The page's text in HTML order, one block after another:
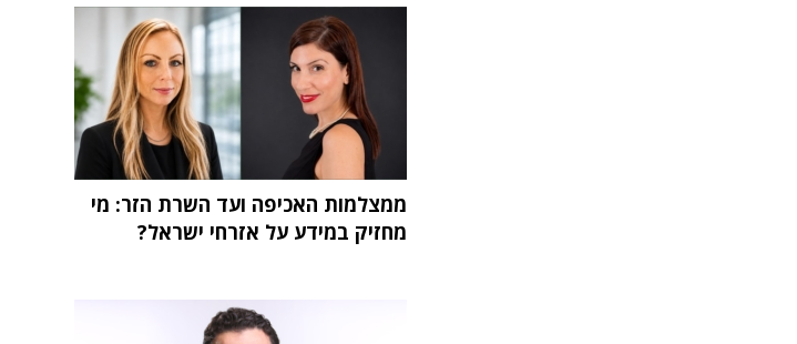
ממצלמות האכיפה ועד השרת הזר: מי
מחזיק במידע על אזרחי ישראל?